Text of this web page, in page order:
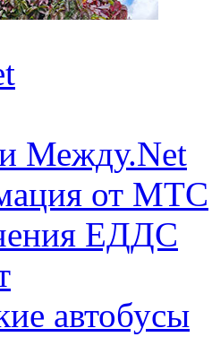
Между.Net
от МТС
ЕДДС
автобусы